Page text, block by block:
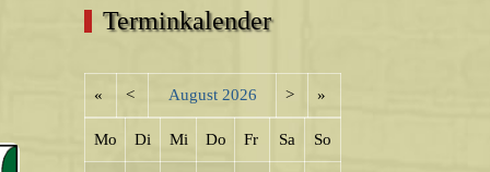
Terminkalender
« < August 2026 > »
Mo Di Mi Do Fr Sa So